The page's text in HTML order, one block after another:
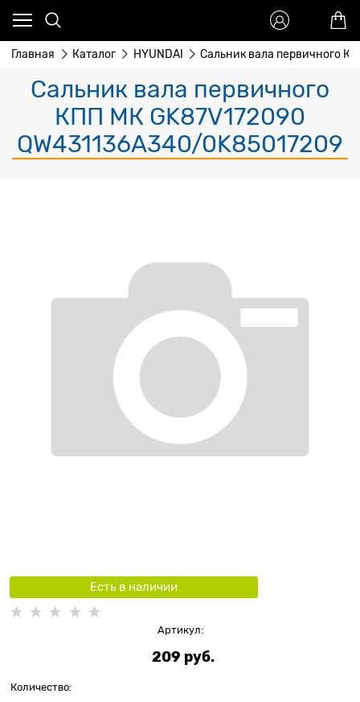
Главная Каталог HYUNDAI Сальник вала первичного
Сальник вала первичного
КПП МК GK87V172090
QW431136A340/0K85017209
Есть в наличии
Артикул:
209 руб.
Количество: